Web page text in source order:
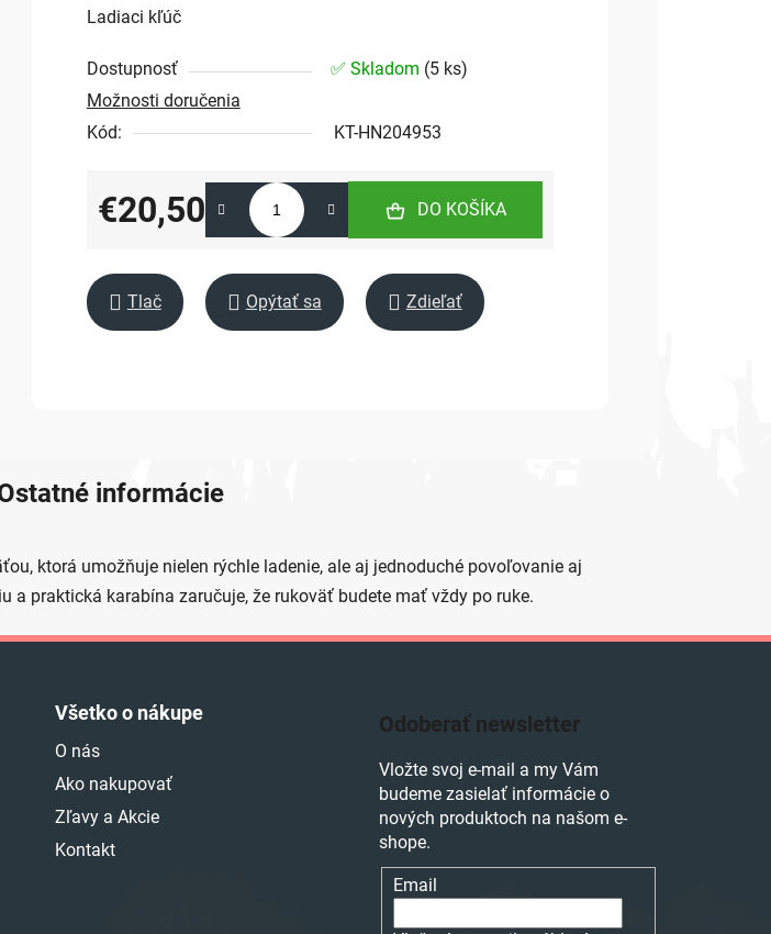
je
z
5
hviezdičiek.
Ladiaci kľúč
Dostupnosť ✅ Skladom (5 ks)
Možnosti doručenia
Kód:
KT-HN204953
€20,50
Jednotková cena:
DO KOŠÍKA
Tlač Opýtať sa Zdieľať
informácie
ktorá umožňuje nielen rýchle ladenie, ale aj jednoduché povoľovanie aj
praktická karabína zaručuje, že rukoväť budete mať vždy po ruke.
Všetko o nákupe
O nás
Ako nakupovať
Zľavy a Akcie
Kontakt
Odoberať newsletter
Vložte svoj e-mail a my Vám
budeme zasielať informácie o
nových produktoch na našom e-
shope.
Email